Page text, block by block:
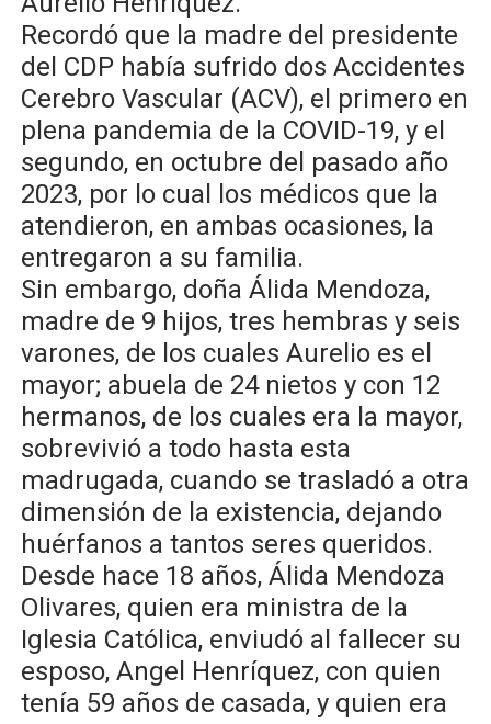
Recordó que la madre del presidente
del CDP había sufrido dos Accidentes
Cerebro Vascular (ACV), el primero en
plena pandemia de la COVID-19, y el
segundo, en octubre del pasado año
2023, por lo cual los médicos que la
atendieron, en ambas ocasiones, la
entregaron a su familia.
Sin embargo, doña Álida Mendoza,
madre de 9 hijos, tres hembras y seis
varones, de los cuales Aurelio es el
mayor; abuela de 24 nietos y con 12
hermanos, de los cuales era la mayor,
sobrevivió a todo hasta esta
madrugada, cuando se trasladó a otra
dimensión de la existencia, dejando
huérfanos a tantos seres queridos.
Desde hace 18 años, Álida Mendoza
Olivares, quien era ministra de la
Iglesia Católica, enviudó al fallecer su
esposo, Angel Henríquez, con quien
tenía 59 años de casada, y quien era